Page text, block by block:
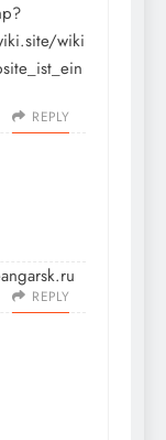
wiki
REPLY
REPLY